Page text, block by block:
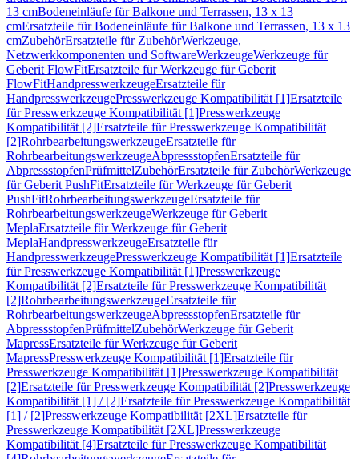
13 cmBodeneinläufe für Balkone und Terrassen, 13 x 13
cmErsatzteile für Bodeneinläufe für Balkone und Terrassen, 13 x 13
cmZubehörErsatzteile für ZubehörWerkzeuge,
Netzwerkkomponenten und SoftwareWerkzeugeWerkzeuge für
Geberit FlowFitErsatzteile für Werkzeuge für Geberit
FlowFitHandpresswerkzeugeErsatzteile für
HandpresswerkzeugePresswerkzeuge Kompatibilität [1]Ersatzteile
für Presswerkzeuge Kompatibilität [1]Presswerkzeuge
Kompatibilität [2]Ersatzteile für Presswerkzeuge Kompatibilität
[2]RohrbearbeitungswerkzeugeErsatzteile für
RohrbearbeitungswerkzeugeAbpressstopfenErsatzteile für
AbpressstopfenPrüfmittelZubehörErsatzteile für ZubehörWerkzeuge
für Geberit PushFitErsatzteile für Werkzeuge für Geberit
PushFitRohrbearbeitungswerkzeugeErsatzteile für
RohrbearbeitungswerkzeugeWerkzeuge für Geberit
MeplaErsatzteile für Werkzeuge für Geberit
MeplaHandpresswerkzeugeErsatzteile für
HandpresswerkzeugePresswerkzeuge Kompatibilität [1]Ersatzteile
für Presswerkzeuge Kompatibilität [1]Presswerkzeuge
Kompatibilität [2]Ersatzteile für Presswerkzeuge Kompatibilität
[2]RohrbearbeitungswerkzeugeErsatzteile für
RohrbearbeitungswerkzeugeAbpressstopfenErsatzteile für
AbpressstopfenPrüfmittelZubehörWerkzeuge für Geberit
MapressErsatzteile für Werkzeuge für Geberit
MapressPresswerkzeuge Kompatibilität [1]Ersatzteile für
Presswerkzeuge Kompatibilität [1]Presswerkzeuge Kompatibilität
[2]Ersatzteile für Presswerkzeuge Kompatibilität [2]Presswerkzeuge
Kompatibilität [1] / [2]Ersatzteile für Presswerkzeuge Kompatibilität
[1] / [2]Presswerkzeuge Kompatibilität [2XL]Ersatzteile für
Presswerkzeuge Kompatibilität [2XL]Presswerkzeuge
Kompatibilität [4]Ersatzteile für Presswerkzeuge Kompatibilität